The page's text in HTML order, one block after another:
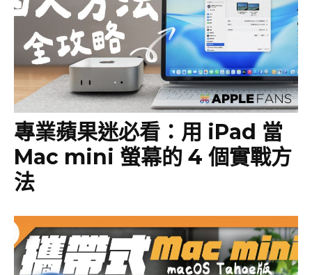
專業蘋果迷必看：用 iPad 當
Mac mini 螢幕的 4 個實戰方
法